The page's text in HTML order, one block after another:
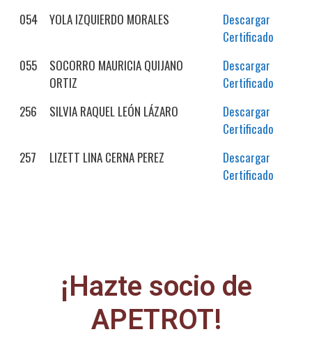
054
YOLA IZQUIERDO MORALES
Descargar
Certificado
055
SOCORRO MAURICIA QUIJANO
ORTIZ
Descargar
Certificado
256
SILVIA RAQUEL LEÓN LÁZARO
Descargar
Certificado
257
LIZETT LINA CERNA PEREZ
Descargar
Certificado
¡Hazte socio de
APETROT!